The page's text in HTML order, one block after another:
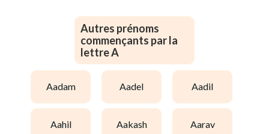
Autres prénoms
commençants par la
lettre A
aadam aadel aadil
aahil aakash aarav